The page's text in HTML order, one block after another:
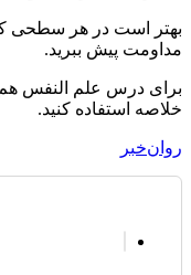
بهتر است در هر سطحی که
مداومت پیش ببرید.
برای درس علم النفس هم
خلاصه استفاده کنید.
روان‌خبر